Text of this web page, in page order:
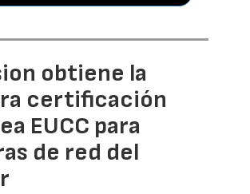
obtiene la
certificación
EUCC para
de red del